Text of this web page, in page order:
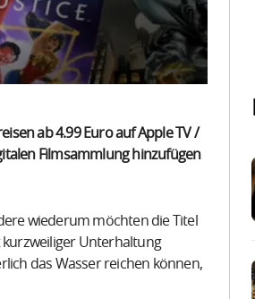
ab 4.99 Euro auf Apple TV /
Filmsammlung hinzufügen
wiederum möchten die Titel
Unterhaltung
das Wasser reichen können,